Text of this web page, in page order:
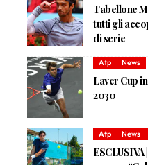
Tabellone
tutti gli
di serie
Atp News
Laver Cup
2030
Atp News